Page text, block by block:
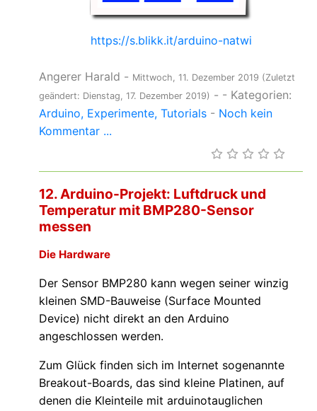
https://s.blikk.it/arduino-natwi
Angerer Harald - Mittwoch, 11. Dezember 2019 (Zuletzt
geändert: Dienstag, 17. Dezember 2019) - - Kategorien:
Arduino Experimente Tutorials - Noch kein
Kommentar ...
12. Arduino-Projekt: Luftdruck und
Temperatur mit BMP280-Sensor
messen
Die Hardware
Der Sensor BMP280 kann wegen seiner winzig
kleinen SMD-Bauweise (Surface Mounted
Device) nicht direkt an den Arduino
angeschlossen werden.
Zum Glück finden sich im Internet sogenannte
Breakout-Boards, das sind kleine Platinen, auf
denen die Kleinteile mit arduinotauglichen